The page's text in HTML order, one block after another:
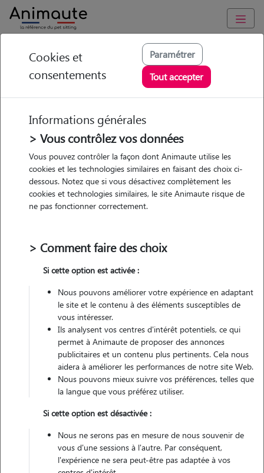
Animaute Pays-de-la-Loire Maine-et-Loire/Angers
Emma - Petsitter à
ANGERS
• 21 ans
Garde
chez le Pet Sitter
Véhiculé
Garde réalisée
Contacter
L'envoi d'une demande est sans engagement
Cookies et
consentements
Paramétrer
Tout accepter
Informations générales
> Vous contrôlez vos données
Vous pouvez contrôler la façon dont Animaute utilise les
cookies et les technologies similaires en faisant des choix ci-
dessous. Notez que si vous désactivez complètement les
cookies et technologies similaires, le site Animaute risque de
ne pas fonctionner correctement.
> Comment faire des choix
Si cette option est activée :
Nous pouvons améliorer votre expérience en adaptant
le site et le contenu à des éléments susceptibles de
vous intéresser.
Ils analysent vos centres d'intérêt potentiels, ce qui
permet à Animaute de proposer des annonces
publicitaires et un contenu plus pertinents. Cela nous
aidera à améliorer les performances de notre site Web.
Nous pouvons mieux suivre vos préférences, telles que
la langue que vous préférez utiliser.
Si cette option est désactivée :
Nous ne serons pas en mesure de nous souvenir de
vous d'une sessions à l'autre. Par conséquent,
l'expérience ne sera peut-être pas adaptée à vos